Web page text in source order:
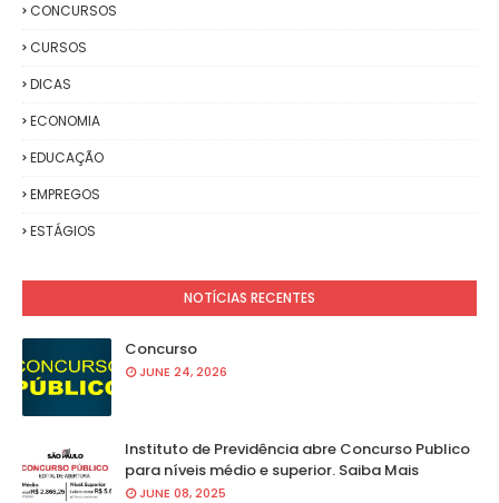
CONCURSOS
CURSOS
DICAS
ECONOMIA
EDUCAÇÃO
EMPREGOS
ESTÁGIOS
NOTÍCIAS RECENTES
Concurso
JUNE 24, 2026
Instituto de Previdência abre Concurso Publico
para níveis médio e superior. Saiba Mais
JUNE 08, 2025